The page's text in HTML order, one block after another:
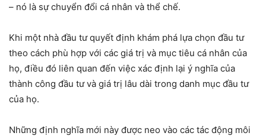
– nó là sự chuyển đổi cá nhân và thể chế.
Khi một nhà đầu tư quyết định khám phá lựa chọn đầu tư
theo cách phù hợp với các giá trị và mục tiêu cá nhân của
họ, điều đó liên quan đến việc xác định lại ý nghĩa của
thành công đầu tư và giá trị lâu dài trong danh mục đầu tư
của họ.
Những định nghĩa mới này được neo vào các tác động môi